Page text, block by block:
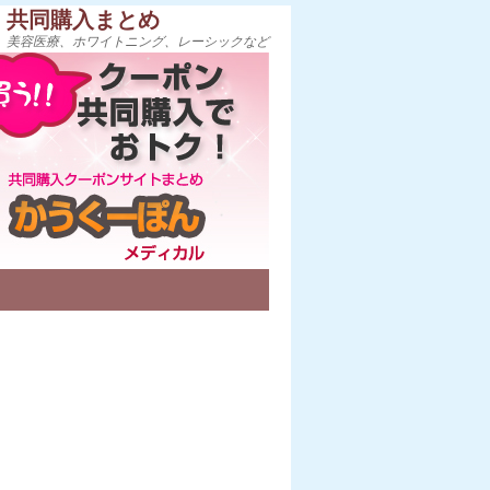
同購入まとめ
容医療、ホワイトニング、レーシックなど